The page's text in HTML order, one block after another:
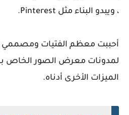
، ويبدو البناء مثل Pinterest.
أحببت معظم الفتيات ومصممي
لمدونات معرض الصور الخاص
الميزات الأخرى أدناه.